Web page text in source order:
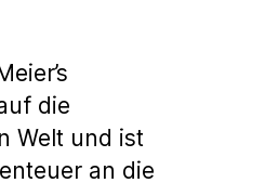
die
Welt und ist
an die